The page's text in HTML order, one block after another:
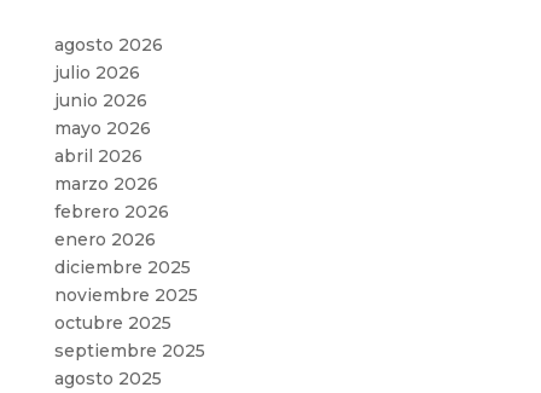
agosto 2026
julio 2026
junio 2026
mayo 2026
abril 2026
marzo 2026
febrero 2026
enero 2026
diciembre 2025
noviembre 2025
octubre 2025
septiembre 2025
agosto 2025